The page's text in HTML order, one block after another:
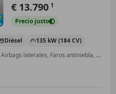
€ 13.790 1
Precio justo
Diésel
135 kW (184 CV)
Garantia, Start/Stop automático, Airbags laterales, Faros antiniebla, 4WD, Dirección asistida